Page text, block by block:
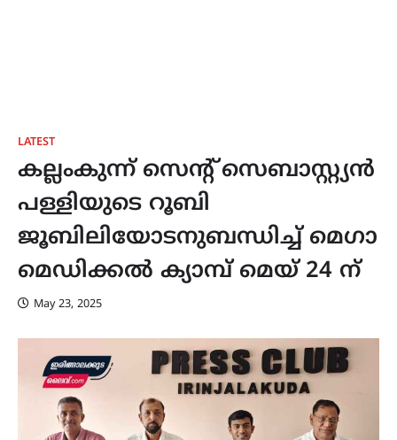
LATEST
കല്ലംകുന്ന് സെന്റ് സെബാസ്റ്റ്യൻ
പള്ളിയുടെ റൂബി
ജൂബിലിയോടനുബന്ധിച്ച് മെഗാ
മെഡിക്കൽ ക്യാമ്പ് മെയ് 24 ന്
May 23, 2025